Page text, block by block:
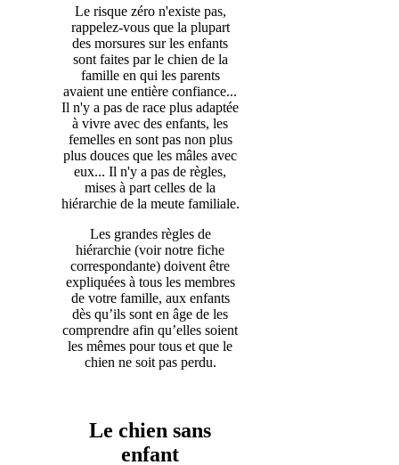
Le risque zéro n'existe pas,
rappelez-vous que la plupart
des morsures sur les enfants
sont faites par le chien de la
famille en qui les parents
avaient une entière confiance...
Il n'y a pas de race plus adaptée
à vivre avec des enfants, les
femelles en sont pas non plus
plus douces que les mâles avec
eux... Il n'y a pas de règles,
mises à part celles de la
hiérarchie de la meute familiale.
Les grandes règles de
hiérarchie (voir notre fiche
correspondante) doivent être
expliquées à tous les membres
de votre famille, aux enfants
dès qu’ils sont en âge de les
comprendre afin qu’elles soient
les mêmes pour tous et que le
chien ne soit pas perdu.
Le chien sans
enfant